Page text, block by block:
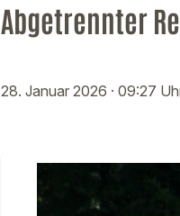
Abgetrennter
28. Januar 2026 · 09:27